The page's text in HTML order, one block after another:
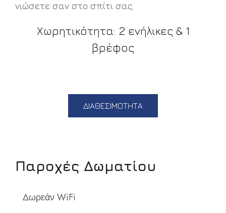
νιώσετε σαν στο σπίτι σας.
Χωρητικότητα: 2 ενήλικες & 1
βρέφος
ΔΙΑΘΕΣΙΜΟΤΗΤΑ
Παροχές Δωματίου
Δωρεάν WiFi